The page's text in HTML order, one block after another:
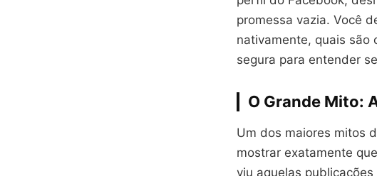
promessa vazia. Você
nativamente, quais são
segura para entender
O Grande Mito:
Um dos maiores mitos
mostrar exatamente
viu aquelas